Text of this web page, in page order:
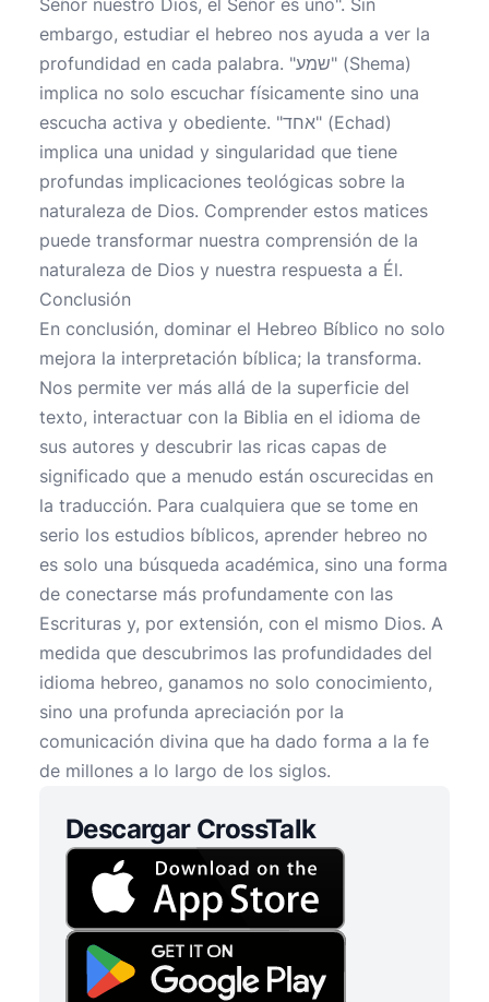
Señor nuestro Dios, el Señor es uno". Sin
embargo, estudiar el hebreo nos ayuda a ver la
profundidad en cada palabra. "שמע" (Shema)
implica no solo escuchar físicamente sino una
escucha activa y obediente. "אחד" (Echad)
implica una unidad y singularidad que tiene
profundas implicaciones teológicas sobre la
naturaleza de Dios. Comprender estos matices
puede transformar nuestra comprensión de la
naturaleza de Dios y nuestra respuesta a Él.
Conclusión
En conclusión, dominar el Hebreo Bíblico no solo
mejora la interpretación bíblica; la transforma.
Nos permite ver más allá de la superficie del
texto, interactuar con la Biblia en el idioma de
sus autores y descubrir las ricas capas de
significado que a menudo están oscurecidas en
la traducción. Para cualquiera que se tome en
serio los estudios bíblicos, aprender hebreo no
es solo una búsqueda académica, sino una forma
de conectarse más profundamente con las
Escrituras y, por extensión, con el mismo Dios. A
medida que descubrimos las profundidades del
idioma hebreo, ganamos no solo conocimiento,
sino una profunda apreciación por la
comunicación divina que ha dado forma a la fe
de millones a lo largo de los siglos.
Descargar CrossTalk